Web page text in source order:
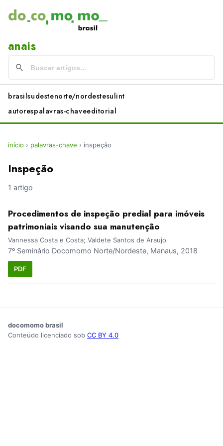
anais
brasilsudestenorte/nordestesulint
autorespalavras-chaveeditorial
início › palavras-chave › inspeção
Inspeção
1 artigo
Procedimentos de inspeção predial para imóveis
patrimoniais visando sua manutenção
Vannessa Costa e Costa; Valdete Santos de Araujo
7º Seminário Docomomo Norte/Nordeste, Manaus, 2018
PDF
docomomo brasil
Conteúdo licenciado sob CC BY 4.0